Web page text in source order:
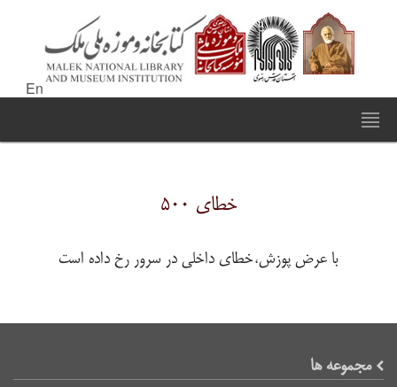
En
خطای ۵۰۰
با عرض پوزش،خطای داخلی در سرور رخ داده است
مجموعه ها